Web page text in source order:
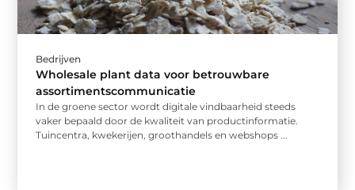
Bedrijven
Wholesale plant data voor betrouwbare
assortimentscommunicatie
In de groene sector wordt digitale vindbaarheid steeds
vaker bepaald door de kwaliteit van productinformatie.
Tuincentra, kwekerijen, groothandels en webshops ...